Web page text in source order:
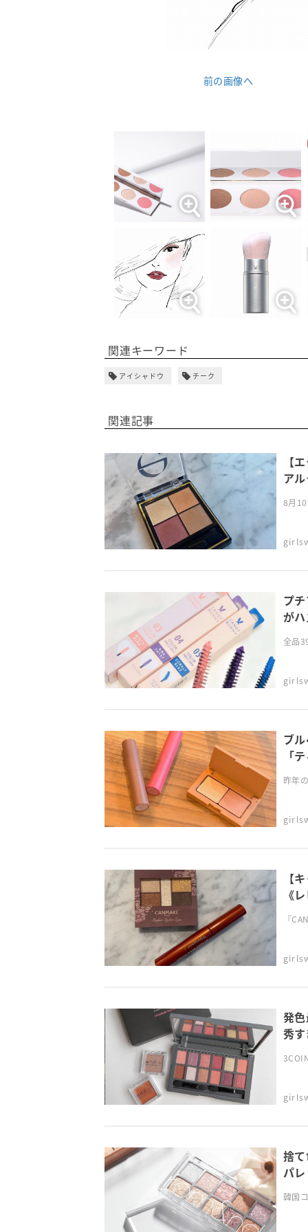
前の画像へ
関連キーワード
アイシャドウ チーク
関連記事
【
ア
8月
プ
が
全品
ブ
「
昨年
【
《
『
発
秀
捨
パ
韓国